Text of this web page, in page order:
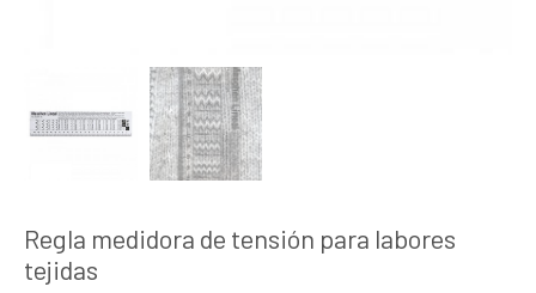
Regla medidora de tensión para labores
tejidas